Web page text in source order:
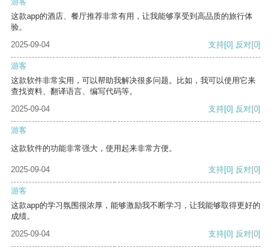
这款app的酒店、餐厅推荐非常有用，让我能够享受到高品质的旅行体
验。
2025-09-04
支持[0] 反对[0]
游客
这款软件非常实用，可以帮助我解决很多问题。比如，我可以使用它来
查找资料、翻译语言、编写代码等。
2025-09-04
支持[0] 反对[0]
游客
这款软件的功能非常强大，使用起来非常方便。
2025-09-04 支持[0] 反对[0]
游客
这款app的学习氛围很浓厚，能够激励我不断学习，让我能够取得更好的
成绩。
2025-09-04
支持[0] 反对[0]